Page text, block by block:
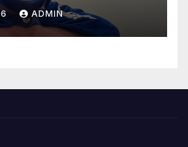
ADMIN